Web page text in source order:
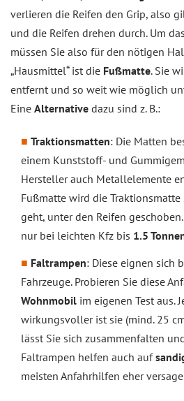
verlieren die Reifen den Grip, also
und die Reifen drehen durch. Um
müssen Sie also für den nötigen
„Hausmittel“ ist die Fußmatte. Sie
entfernt und so weit wie möglich
Eine Alternative dazu sind z. B.:
Traktionsmatten: Die Matten
einem Kunststoff- und
Hersteller auch Metallelemente
Fußmatte wird die Traktionsmatte
geht, unter den Reifen
nur bei leichten Kfz bis 1.5
Faltrampen: Diese eignen sich
Fahrzeuge. Probieren Sie diese
Wohnmobil im eigenen Test aus.
wirkungsvoller ist sie (mind. 25
lässt Sie sich zusammenfalten
Faltrampen helfen auch auf
meisten Anfahrhilfen eher